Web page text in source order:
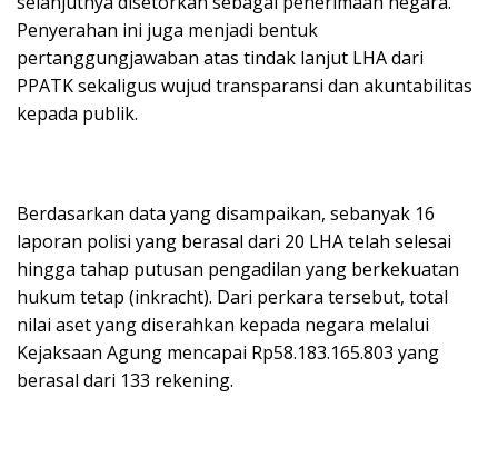
Penyerahan ini juga menjadi bentuk
pertanggungjawaban atas tindak lanjut LHA dari
PPATK sekaligus wujud transparansi dan akuntabilitas
kepada publik.
Berdasarkan data yang disampaikan, sebanyak 16
laporan polisi yang berasal dari 20 LHA telah selesai
hingga tahap putusan pengadilan yang berkekuatan
hukum tetap (inkracht). Dari perkara tersebut, total
nilai aset yang diserahkan kepada negara melalui
Kejaksaan Agung mencapai Rp58.183.165.803 yang
berasal dari 133 rekening.